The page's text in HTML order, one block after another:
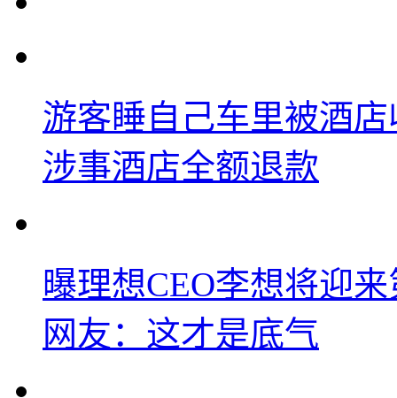
游客睡自己车里被酒
涉事酒店全额退款
曝理想CEO李想将迎
网友：这才是底气